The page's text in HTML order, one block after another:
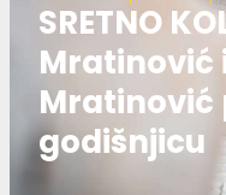
SRETNO
Mratinović
Mratinović
godišnjicu